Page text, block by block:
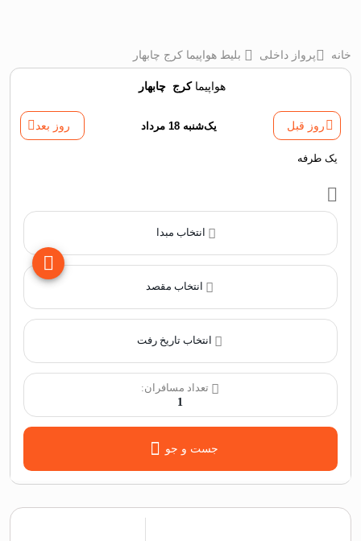
خانه پرواز داخلی بلیط هواپیما کرج چابهار
هواپیماکرج چابهار
روز قبل یک‌شنبه 18 مرداد روز بعد
یک طرفه
انتخاب مبدا
انتخاب مقصد
تعداد مسافران:
1
جست و جو